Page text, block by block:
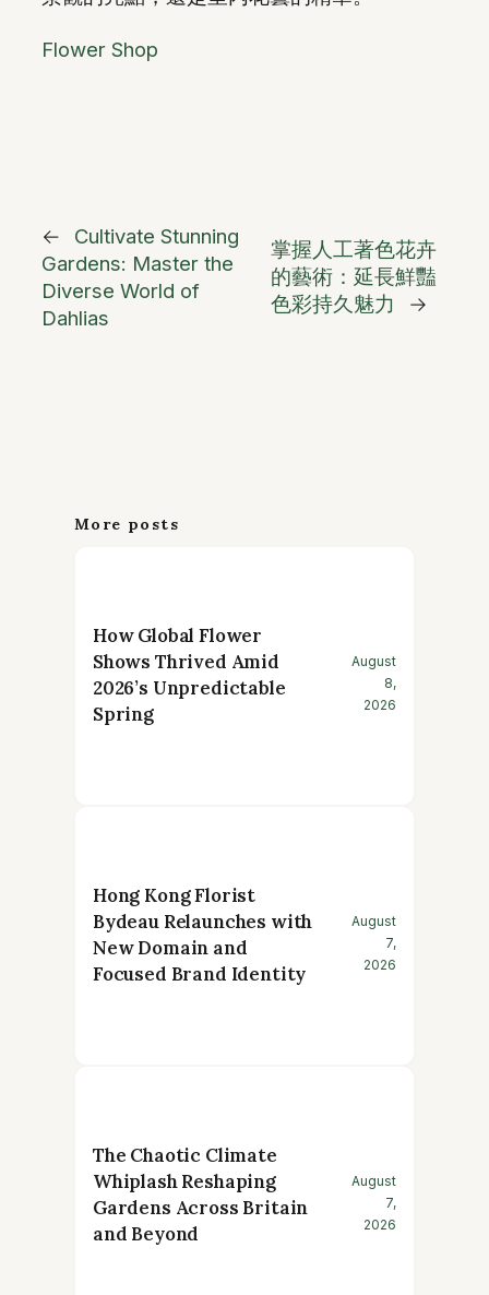
Flower Shop
←
Cultivate Stunning
Gardens: Master the
Diverse World of
Dahlias
掌握人工著色花卉
的藝術：延長鮮豔
色彩持久魅力
→
More posts
How Global Flower
Shows Thrived Amid
2026’s Unpredictable
Spring
August
8,
2026
Hong Kong Florist
Bydeau Relaunches with
New Domain and
Focused Brand Identity
August
7,
2026
The Chaotic Climate
Whiplash Reshaping
Gardens Across Britain
and Beyond
August
7,
2026